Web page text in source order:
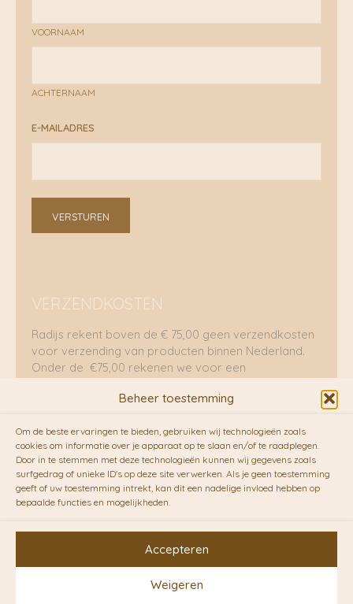
Beheer toestemming
Om de beste ervaringen te bieden, gebruiken wij technologieën zoals
cookies om informatie over je apparaat op te slaan en/of te raadplegen.
Door in te stemmen met deze technologieën kunnen wij gegevens zoals
surfgedrag of unieke ID's op deze site verwerken. Als je geen toestemming
geeft of uw toestemming intrekt, kan dit een nadelige invloed hebben op
bepaalde functies en mogelijkheden.
Accepteren
Weigeren
VOORNAAM
ACHTERNAAM
E-MAILADRES
VERSTUREN
VERZENDKOSTEN
Radijs rekent boven de € 75,00 geen verzendkosten
voor verzending van producten binnen Nederland.
Onder de €75,00 rekenen we voor een
RADIJS werkt samen met de duurzame bezorgdienst
vanFietskoeriers.nl. Pakketten (mits voorradig) voor
10.00 uur besteld op een doordeweekse dag,
bezorgen zij soms nog op dezelfde dag in de
avonduren! Brievenbuspakjes de volgende dag. En
waar mogelijk ook echt op de fiets!!